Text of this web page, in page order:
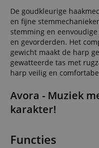
De goudkleurige
en fijne
stemming en
en gevorderden. Het
gewicht maakt de harp
gewatteerde tas met
harp veilig en
Avora - Muziek
karakter!
Functies